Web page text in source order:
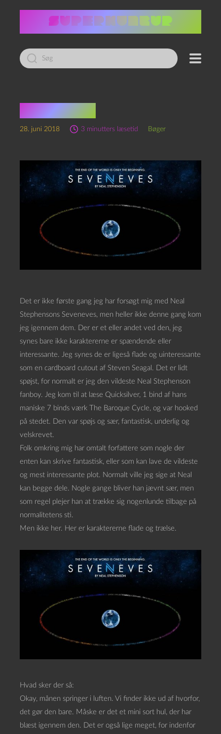
Led
efter:
Seveneves
28. juni 2018 3 minutters læsetid Bøger
Det er ikke første gang jeg har forsøgt mig med Neal
Stephensons Seveneves, men heller ikke denne gang kom
jeg igennem dem. Der er et eller andet ved den, jeg
synes bare ikke karaktererne er spændende eller
interessante. Jeg synes de er ligeså flade og uinteressante
som en cardboard cutout af Steven Seagal. Det er lidt
spøjst, for normalt er jeg den vildeste Neal Stephenson
fanboy. Jeg kom til at læse Quicksilver, 1 bind af hans
maniske 7 binds værk The Baroque Cycle, og var hooked
på stedet. Den var spøjs og sær, fantastisk, underlig og
velskrevet.
Folk omkring mig har omtalt forfattere som nogle der
enten kan skrive fantastisk, eller som kan lave de vildeste
og mest interessante plot. Normalt ville jeg sige at Neal
kan begge dele. Nogle gange bliver han jævnt sær, men
som regel plejer han at trække sig nogenlunde tilbage på
normalitetens sti.
Men ikke her. Her er karaktererne flade og trælse.
Hvad sker der så:
Okay, månen springer i luften. Vi finder ikke ud af hvorfor,
det gør den bare. Måske er det et mini sort hul, der har
blæst igennem den. Det er også lige meget, for indenfor